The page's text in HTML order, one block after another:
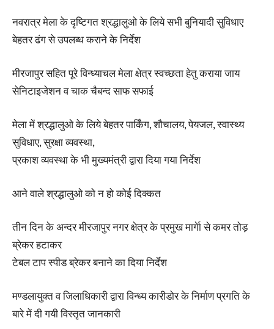
नवरात्र मेला के दृष्टिगत श्रद्धालुओ के लिये सभी बुनियादी सुविधाए
बेहतर ढंग से उपलब्ध कराने के निर्देश
मीरजापुर सहित पूरे विन्ध्याचल मेला क्षेत्र स्वच्छता हेतु कराया जाय
सेनिटाइजेशन व चाक चैबन्द साफ सफाई
मेला में श्रद्धालुओ के लिये बेहतर पार्किंग, शौचालय, पेयजल, स्वास्थ्य
सुविधाए, सुरक्षा व्यवस्था,
प्रकाश व्यवस्था के भी मुख्यमंत्री द्वारा दिया गया निर्देश
आने वाले श्रद्धालुओ को न हो कोई दिक्कत
तीन दिन के अन्दर मीरजापुर नगर क्षेत्र के प्रमुख मार्गेा से कमर तोड़
ब्रेकर हटाकर
टेबल टाप स्पीड ब्रेकर बनाने का दिया निर्देश
मण्डलायुक्त व जिलाधिकारी द्वारा विन्ध्य कारीडोर के निर्माण प्रगति के
बारे में दी गयी विस्तृत जानकारी